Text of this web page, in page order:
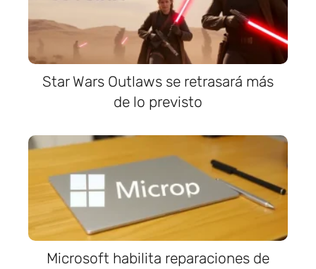
Star Wars Outlaws se retrasará más
de lo previsto
Microsoft habilita reparaciones de